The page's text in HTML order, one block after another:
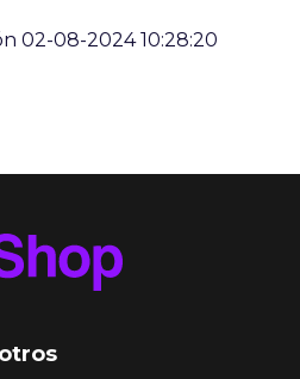
02-08-2024 10:28:20